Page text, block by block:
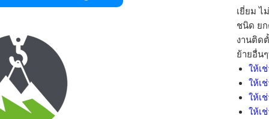
เยี่ยม ไ
ชนิด ยก
งานติด
ย้ายอื่น
ให้เ
ให้เ
ให้เ
ให้เ